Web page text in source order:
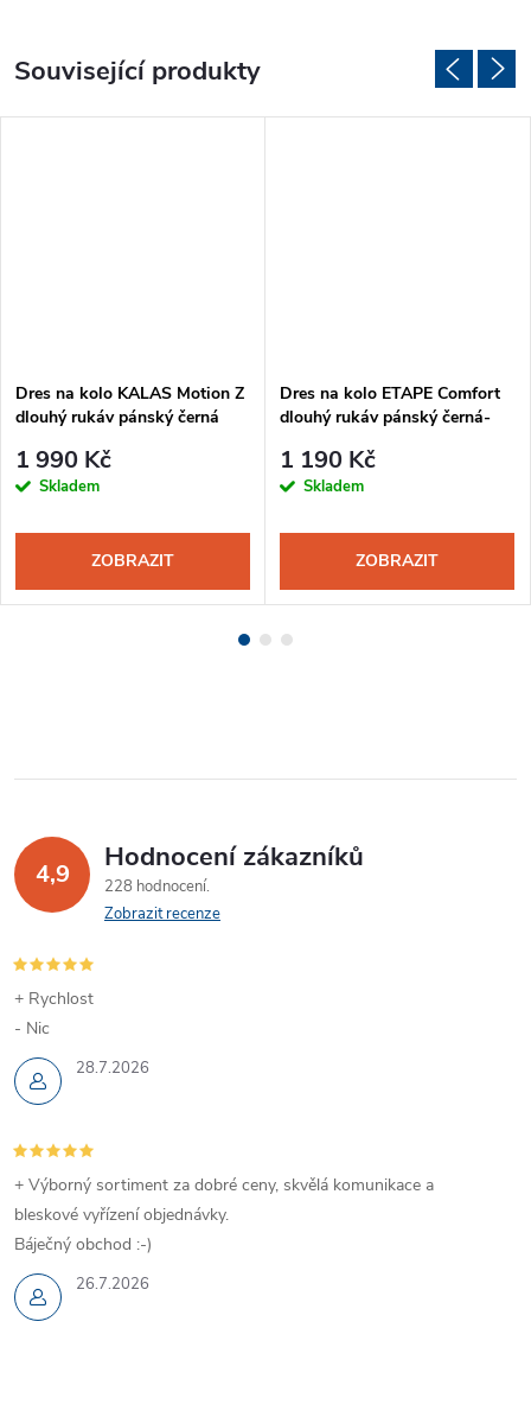
Související produkty
Dres na kolo KALAS Motion Z
dlouhý rukáv pánský černá
1 990 Kč
Skladem
ZOBRAZIT
Dres na kolo ETAPE Comfort
dlouhý rukáv pánský černá-
1 190 Kč
Skladem
ZOBRAZIT
4,9 Hodnocení zákazníků
228 hodnocení
Zobrazit recenze
28.7.2026
+ Rychlost
- Nic
26.7.2026
+ Výborný sortiment za dobré ceny, skvělá komunikace a
bleskové vyřízení objednávky.
Báječný obchod :-)